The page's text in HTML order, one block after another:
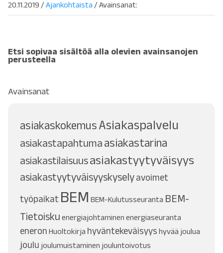
20.11.2019 /Ajankohtaista / Avainsanat:
Etsi sopivaa sisältöä alla olevien avainsanojen
perusteella
Avainsanat
asiakaskokemusAsiakaspalvelu
asiakastapahtuma asiakastarina
asiakastilaisuusasiakastyytyväisyys
asiakastyytyväisyyskyselyavoimet
työpaikat BEM BEM-Kulutusseuranta BEM-
Tietoisku energiajohtaminen energiaseuranta
eneron Huoltokirja hyväntekeväisyys hyvää joulua
joulu joulumuistaminen jouluntoivotus